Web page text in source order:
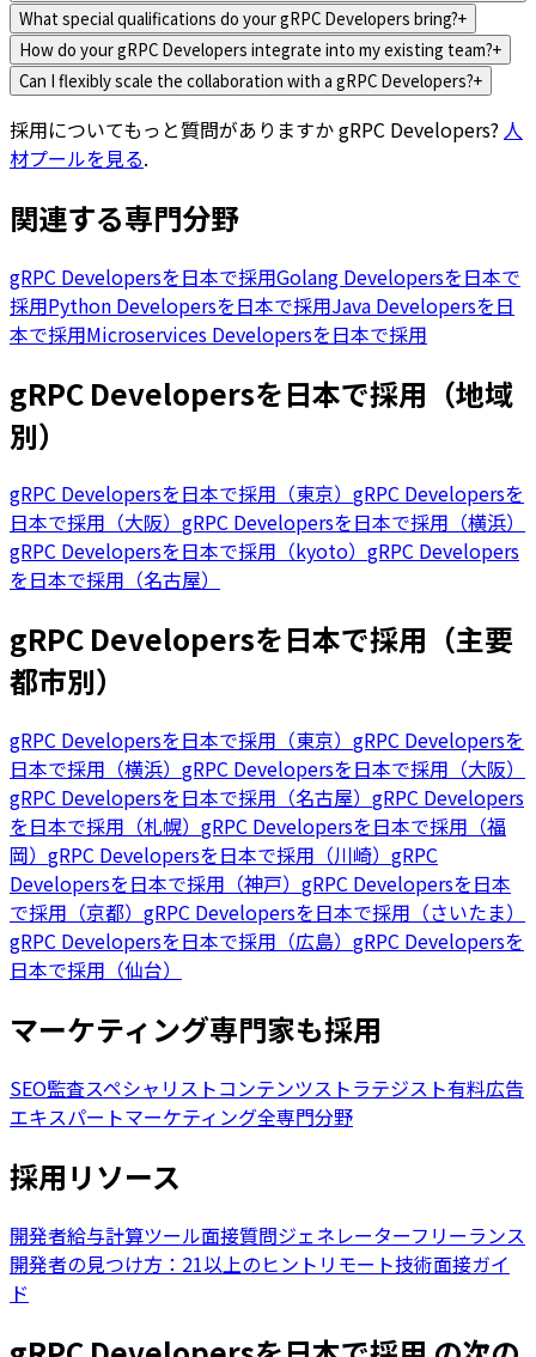
What special qualifications do your gRPC Developers bring?+
How do your gRPC Developers integrate into my existing team?+
Can I flexibly scale the collaboration with a gRPC Developers?+
採用についてもっと質問がありますかgRPC Developers? 人
材プールを見る.
関連する専門分野
gRPC Developersを日本で採用Golang Developersを日本で
採用Python Developersを日本で採用Java Developersを日
本で採用Microservices Developersを日本で採用
gRPC Developersを日本で採用（地域
別）
gRPC Developersを日本で採用（東京） gRPC Developersを
日本で採用（大阪） gRPC Developersを日本で採用（横浜）
gRPC Developersを日本で採用（kyoto） gRPC Developers
を日本で採用（名古屋）
gRPC Developersを日本で採用（主要
都市別）
gRPC Developersを日本で採用（東京） gRPC Developersを
日本で採用（横浜） gRPC Developersを日本で採用（大阪）
gRPC Developersを日本で採用（名古屋） gRPC Developers
を日本で採用（札幌） gRPC Developersを日本で採用（福
岡） gRPC Developersを日本で採用（川崎） gRPC
Developersを日本で採用（神戸） gRPC Developersを日本
で採用（京都） gRPC Developersを日本で採用（さいたま）
gRPC Developersを日本で採用（広島） gRPC Developersを
日本で採用（仙台）
マーケティング専門家も採用
SEO監査スペシャリストコンテンツストラテジスト有料広告
エキスパートマーケティング全専門分野
採用リソース
開発者給与計算ツール面接質問ジェネレーターフリーランス
開発者の見つけ方：21以上のヒント リモート技術面接ガイ
ド